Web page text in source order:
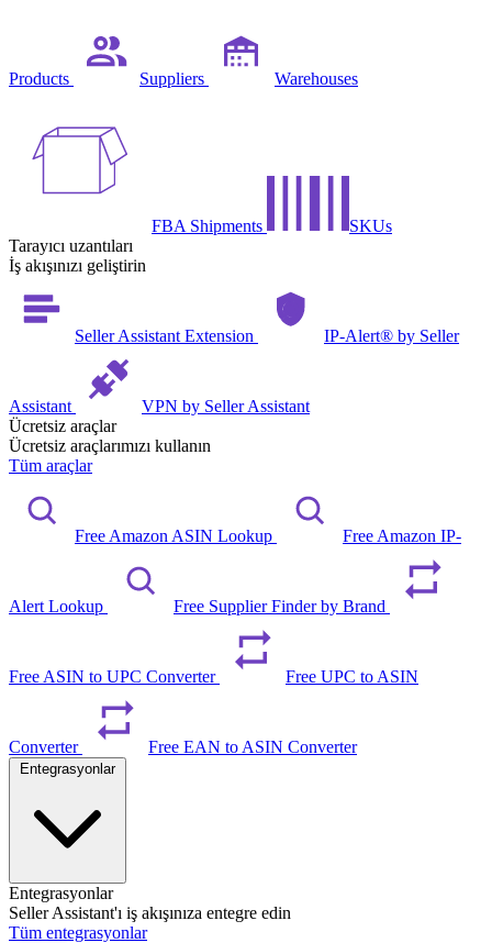
Products Suppliers Warehouses
FBA Shipments
SKUs
Tarayıcı uzantıları
İş akışınızı geliştirin
Seller Assistant Extension IP-Alert® by Seller
Assistant
VPN by Seller Assistant
Ücretsiz araçlar
Ücretsiz araçlarımızı kullanın
Tüm araçlar
Free Amazon ASIN Lookup Free Amazon IP-
Alert Lookup Free Supplier Finder by Brand
Free ASIN to UPC Converter Free UPC to ASIN
Converter Free EAN to ASIN Converter
Entegrasyonlar
Entegrasyonlar
Seller Assistant'ı iş akışınıza entegre edin
Tüm entegrasyonlar